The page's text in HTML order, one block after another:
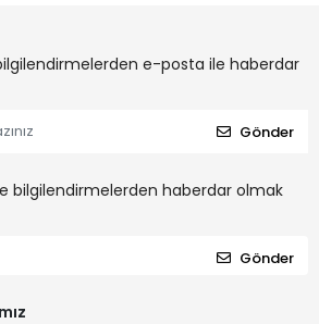
e-posta ile haberdar
Gönder
bilgilendirmelerden haberdar olmak
Gönder